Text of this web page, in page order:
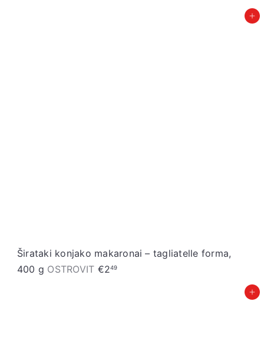
Įdėti į krepšelį
Širataki konjako makaronai – tagliatelle forma,
400 g OSTROVIT €249
Įdėti į krepšelį